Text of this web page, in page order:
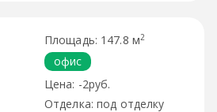
147.8 м2
офис
-2руб.
под отделку